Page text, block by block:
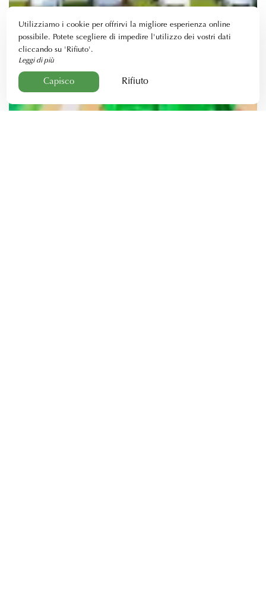
Utilizziamo i cookie per offrirvi la migliore esperienza online
possibile. Potete scegliere di impedire l'utilizzo dei vostri dati
cliccando su 'Rifiuto'.
Leggi di più
Capisco Rifiuto